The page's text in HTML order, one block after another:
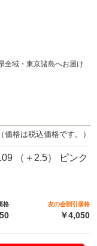
全域・東京諸島へお届け
（価格は税込価格です。）
（＋2.5） ピンク
格 友の会割引価格
￥4,050